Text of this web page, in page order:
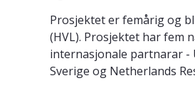
Prosjektet er femårig og
(HVL). Prosjektet har fem
internasjonale partnarar -
Sverige og Netherlands